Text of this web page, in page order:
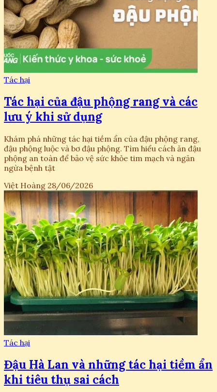
Tác hại
Tác hại của đậu phộng rang và các
lưu ý khi sử dụng
Khám phá những tác hại tiềm ẩn của đậu phộng rang,
đậu phộng luộc và bơ đậu phộng. Tìm hiểu cách ăn đậu
phộng an toàn để bảo vệ sức khỏe tim mạch và ngăn
ngừa bệnh tật
Việt Hoàng 28/06/2026
Tác hại
Đậu Hà Lan và những tác hại tiềm ẩn
khi tiêu thụ sai cách